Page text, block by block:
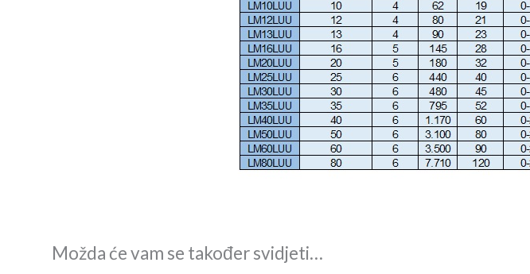
Možda će vam se također svidjeti…